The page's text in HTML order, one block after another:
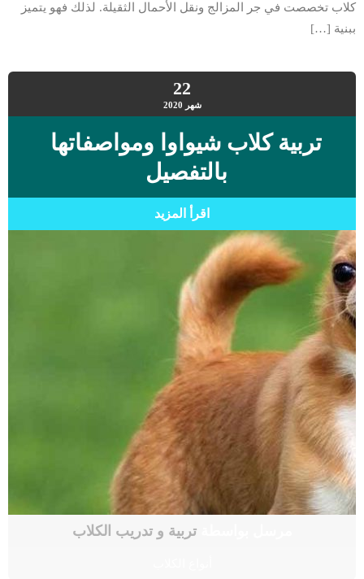
كلاب تخصصت في جر المزالج ونقل الأحمال الثقيلة. لذلك فهو يتميز
ببنية […]
22
شهر 2020
تربية كلاب شيواوا ومواصفاتها
بالتفصيل
اقرأ المزيد
مرسل بواسطةتربية و تدريب الكلاب